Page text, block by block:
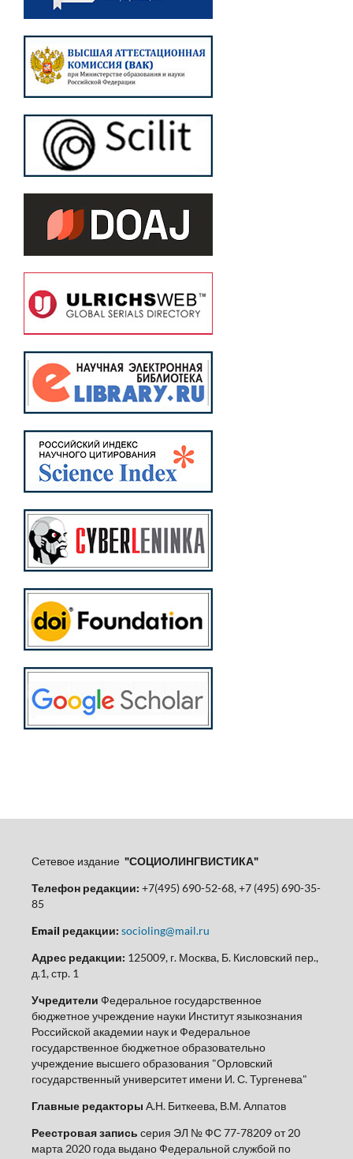
Сетевое издание "СОЦИОЛИНГВИСТИКА"
Телефон редакции: +7(495) 690-52-68, +7 (495) 690-35-
85
Email редакции: socioling@mail.ru
Адрес редакции: 125009, г. Москва, Б. Кисловский пер.,
д.1, стр. 1
Учредители Федеральное государственное
бюджетное учреждение науки Институт языкознания
Российской академии наук и Федеральное
государственное бюджетное образовательно
учреждение высшего образования "Орловский
государственный университет имени И. С. Тургенева"
Главные редакторы А.Н. Биткеева, В.М. Алпатов
Реестровая запись серия ЭЛ № ФС 77-78209 от 20
марта 2020 года выдано Федеральной службой по